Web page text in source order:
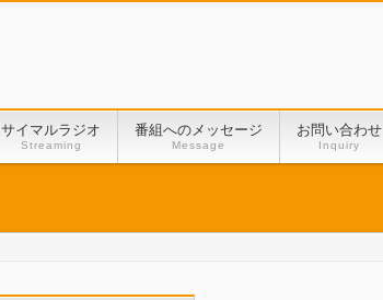
サイマルラジオ
Streaming
番組へのメッセージ
Message
お問い合わせ
Inquiry